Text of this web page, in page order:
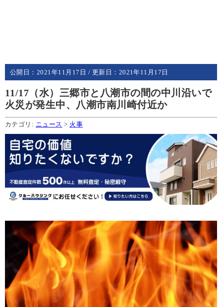
公開日： 2021年11月17日 / 更新日： 2021年11月17日
11/17（水）三郷市と八潮市の間の中川沿いで
火災が発生中、八潮市南川崎付近か
カテゴリ: ニュース > 火事